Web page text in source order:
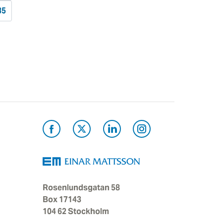
Rosenlundsgatan 58
Box 17143
104 62 Stockholm